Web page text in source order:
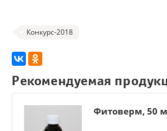
Конкурс-2018
Рекомендуемая
Фитоверм, 50